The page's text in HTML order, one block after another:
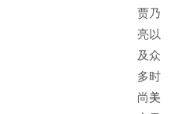
贾乃
亮以
及众
多时
尚美